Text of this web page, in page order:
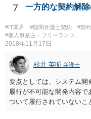
ないことはない) →こちら
り、①～④も訴訟の勝敗に
致命的なミスではないと思
として当然確認すべきであ
士にお伝えいただいてもよ
ムカードの虚偽を確認し
うタイムカード不正打刻に
でしょうか？」 想定でき
いかと思います。 確実な
すべては不可能でしょう
弁護士と相談しながら、対
返還が難しい場合、損害
的には可能ですが、立証の
ですが、調停なども検討で
請求もせず、「詐欺」と
7 一方的な契約解
#IT業界 #顧問弁護士契約
#契
#個人事業主・フリーランス
2018年11月17日
杉井 英昭 弁護士
要点としては、システム開
履行が不可能な開発内容
ついて履行されていないこ